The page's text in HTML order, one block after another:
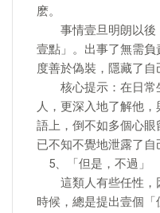
麽。
事情壹旦明朗以後
壹點」。出事了無需
度善於偽裝，隱藏了自
核心提示：在日常
人，更深入地了解他
語上，倒不如多個心
已不知不覺地泄露了自
5、「但是，不過」
這類人有些任性，
時候，總是提出壹個